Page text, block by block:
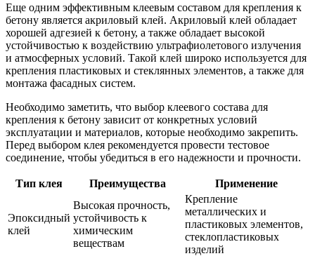
Еще одним эффективным клеевым составом для крепления к
бетону является акриловый клей. Акриловый клей обладает
хорошей адгезией к бетону, а также обладает высокой
устойчивостью к воздействию ультрафиолетового излучения
и атмосферных условий. Такой клей широко используется для
крепления пластиковых и стеклянных элементов, а также для
монтажа фасадных систем.
Необходимо заметить, что выбор клеевого состава для
крепления к бетону зависит от конкретных условий
эксплуатации и материалов, которые необходимо закрепить.
Перед выбором клея рекомендуется провести тестовое
соединение, чтобы убедиться в его надежности и прочности.
Тип клея Преимущества Применение
Эпоксидный
клей
Высокая прочность,
устойчивость к
химическим
веществам
Крепление
металлических и
пластиковых элементов,
стеклопластиковых
изделий